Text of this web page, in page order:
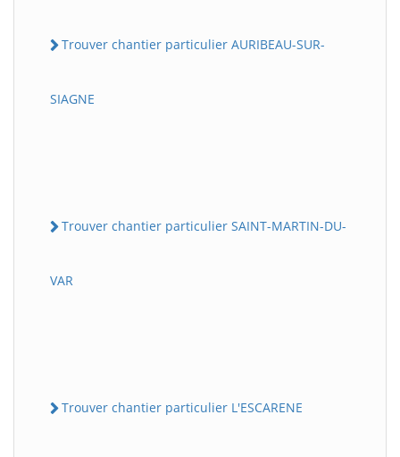
Trouver chantier particulier AURIBEAU-SUR-
SIAGNE
Trouver chantier particulier SAINT-MARTIN-DU-
VAR
Trouver chantier particulier L'ESCARENE